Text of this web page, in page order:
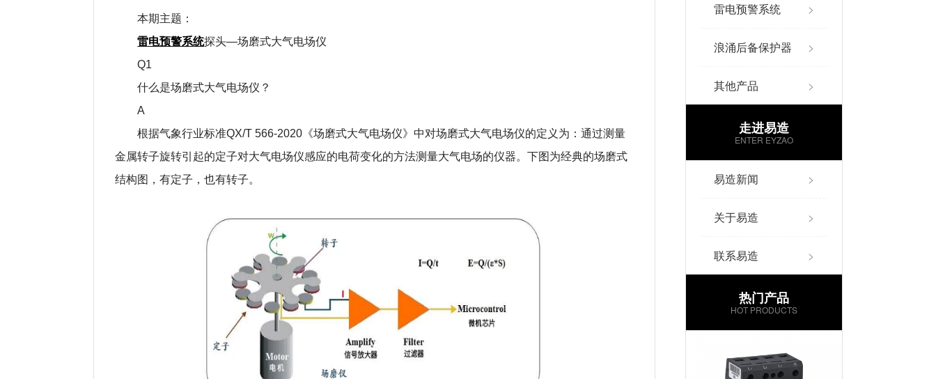
本期主题：
雷电预警系统探头—场磨式大气电场仪
Q1
什么是场磨式大气电场仪？
A
根据气象行业标准QX/T 566-2020《场磨式大气电场仪》中对场磨式大气电场仪的定义为：通过测量
金属转子旋转引起的定子对大气电场仪感应的电荷变化的方法测量大气电场的仪器。下图为经典的场磨式
结构图，有定子，也有转子。
雷电预警系统 >
浪涌后备保护器 >
其他产品 >
走进易造
ENTER EYZAO
易造新闻 >
关于易造 >
联系易造 >
热门产品
HOT PRODUCTS